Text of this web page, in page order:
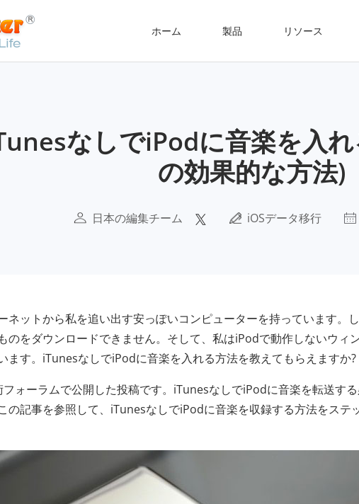
ホーム 製品 リソース
なしでiPodに音楽を入
の効果的な方法)
日本の編集チーム iOSデータ移行
ネットから私を追い出す安っぽいコンピューターを持っています。
のをダウンロードできません。そして、私はiPodで動作しないウィ
ます。iTunesなしでiPodに音楽を入れる方法を教えてもらえますか?
ォーラムで公開した投稿です。iTunesなしでiPodに音楽を転送す
の記事を参照して、iTunesなしでiPodに音楽を収録する方法をステ